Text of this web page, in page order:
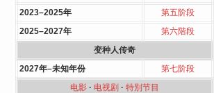
2023–2025年
第五阶段
2025–2027年
第六階段
变种人传奇
2027年–未知年份
第七阶段
电影· 电视剧 · 特別节目